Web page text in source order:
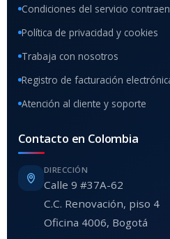
Condiciones del servicio
Política de privacidad y cookies
Trabaja con nosotros
Registro de facturación
Atención al cliente y soporte
Contacto en Colombia
DIRECCIÓN
Calle 9 #37A-62
C.C. Renovación, piso 4
Oficina 4006, Bogotá